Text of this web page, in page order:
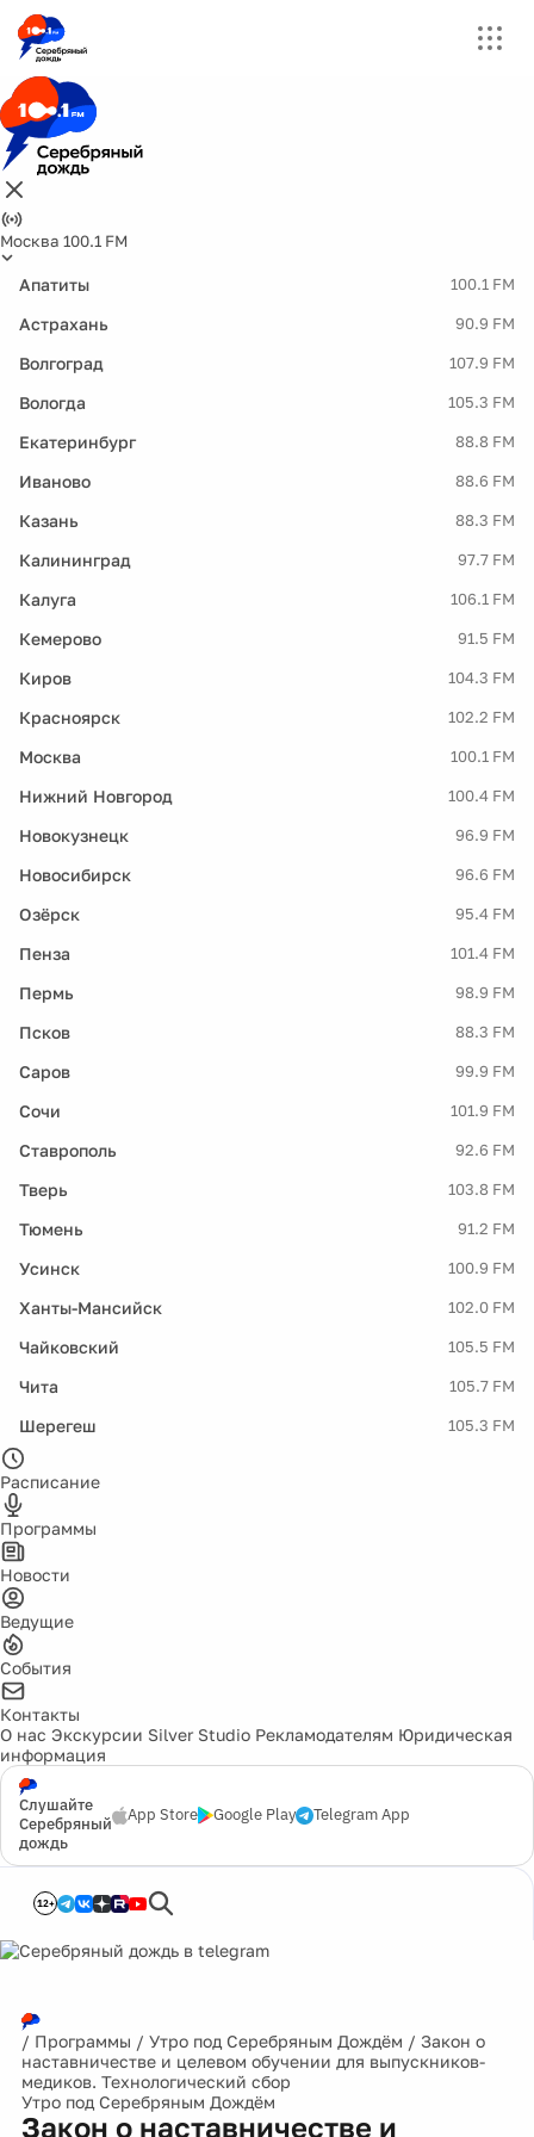
Москва 100.1 FM
Апатиты 100.1 FM
Астрахань 90.9 FM
Волгоград 107.9 FM
Вологда 105.3 FM
Екатеринбург 88.8 FM
Иваново 88.6 FM
Казань 88.3 FM
Калининград 97.7 FM
Калуга 106.1 FM
Кемерово 91.5 FM
Киров 104.3 FM
Красноярск 102.2 FM
Москва 100.1 FM
Нижний Новгород 100.4 FM
Новокузнецк 96.9 FM
Новосибирск 96.6 FM
Озёрск 95.4 FM
Пенза 101.4 FM
Пермь 98.9 FM
Псков 88.3 FM
Саров 99.9 FM
Сочи 101.9 FM
Ставрополь 92.6 FM
Тверь 103.8 FM
Тюмень 91.2 FM
Усинск 100.9 FM
Ханты-Мансийск 102.0 FM
Чайковский 105.5 FM
Чита 105.7 FM
Шерегеш 105.3 FM
Расписание
Программы
Новости
Ведущие
События
Контакты
О нас Экскурсии Silver Studio Рекламодателям Юридическая
информация
Слушайте
Серебряный
дождь
App Store Google Play Telegram App
12+
/ Программы / Утро под Серебряным Дождём / Закон о
наставничестве и целевом обучении для выпускников-
медиков. Технологический сбор
Утро под Серебряным Дождём
Закон о наставничестве и